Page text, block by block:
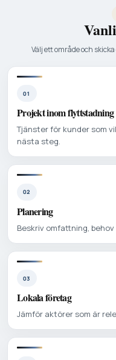
Välj ett område och
01
Projekt inom flyttstadning
Tjänster för kunder som
nästa steg.
02
Planering
Beskriv omfattning,
03
Lokala företag
Jämför aktörer som är